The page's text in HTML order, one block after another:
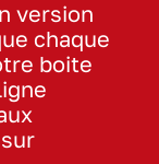
version
chaque
boite